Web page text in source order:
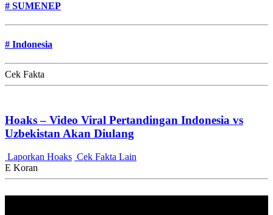
# SUMENEP
# Indonesia
Cek Fakta
Hoaks – Video Viral Pertandingan Indonesia vs
Uzbekistan Akan Diulang
Laporkan Hoaks Cek Fakta Lain
E Koran